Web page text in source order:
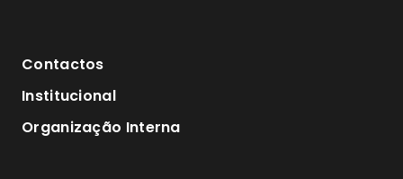
Contactos
Institucional
Organização Interna